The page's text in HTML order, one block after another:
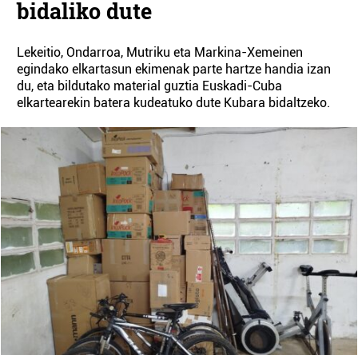
bidaliko dute
Lekeitio, Ondarroa, Mutriku eta Markina-Xemeinen
egindako elkartasun ekimenak parte hartze handia izan
du, eta bildutako material guztia Euskadi-Cuba
elkartearekin batera kudeatuko dute Kubara bidaltzeko.